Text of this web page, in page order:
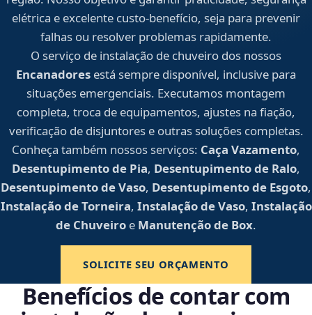
elétrica e excelente custo-benefício, seja para prevenir
falhas ou resolver problemas rapidamente.
O serviço de instalação de chuveiro dos nossos
Encanadores está sempre disponível, inclusive para
situações emergenciais. Executamos montagem
completa, troca de equipamentos, ajustes na fiação,
verificação de disjuntores e outras soluções completas.
Conheça também nossos serviços: Caça Vazamento,
Desentupimento de Pia, Desentupimento de Ralo,
Desentupimento de Vaso, Desentupimento de Esgoto,
Instalação de Torneira, Instalação de Vaso, Instalação
de Chuveiro e Manutenção de Box.
SOLICITE SEU ORÇAMENTO
Benefícios de contar com